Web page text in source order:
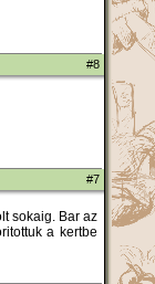
#8
#7
sokaig. Bar az
a kertbe